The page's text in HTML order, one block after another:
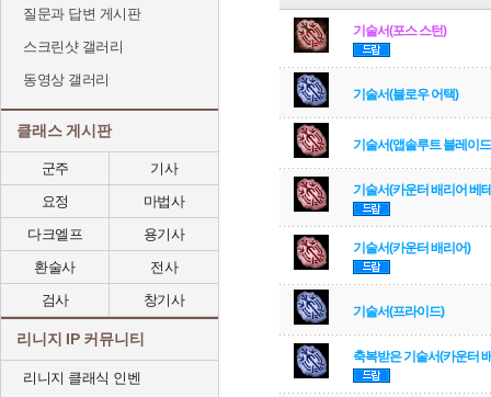
질문과 답변 게시판
스크린샷 갤러리
동영상 갤러리
클래스 게시판
군주
기사
요정
마법사
다크엘프
용기사
환술사
전사
검사
창기사
리니지 IP 커뮤니티
리니지 클래식 인벤
기술서(포스 스턴)
기술서(블로우 어택)
기술서(앱솔루트 블레이
기술서(카운터 배리어 베
기술서(카운터 배리어)
기술서(프라이드)
축복받은 기술서(카운터